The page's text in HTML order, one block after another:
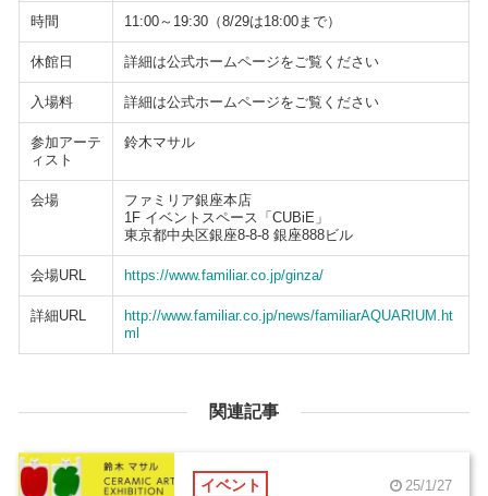
時間 11:00～19:30（8/29は18:00まで）
休館日 詳細は公式ホームページをご覧ください
入場料 詳細は公式ホームページをご覧ください
参加アーテ
ィスト
鈴木マサル
会場
ファミリア銀座本店
1F イベントスペース「CUBiE」
東京都中央区銀座8-8-8 銀座888ビル
会場URL https://www.familiar.co.jp/ginza/
詳細URL
http://www.familiar.co.jp/news/familiarAQUARIUM.ht
ml
関連記事
イベント 25/1/27